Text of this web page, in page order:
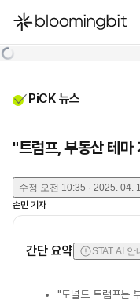
한국어
PiCK 뉴스
"트럼프, 부동산 테마
수정 오전 10:35 · 2025. 04.
손민 기자
간단 요약 STAT AI 안
"도널드 트럼프는